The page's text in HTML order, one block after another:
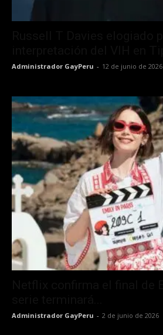
Administrador GayPeru - 12 de junio de 2026
Administrador GayPeru - 2 de junio de 2026